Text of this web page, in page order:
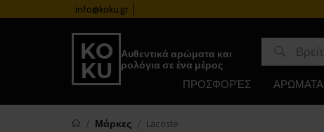
info@koku.gr
Αυθεντικά αρώματα και
ρολόγια σε ένα μέρος
ΠΡΟΣΦΟΡΈΣ ΑΡΩΜΑΤΑ
Μάρκες Lacoste